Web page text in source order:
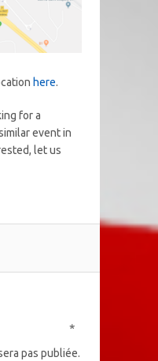
here.
for a
event in
let us
pas publiée.
*